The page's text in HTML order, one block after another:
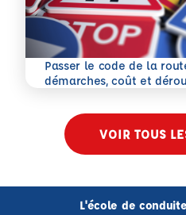
Passer le code de la
démarches, coût et
En savoir plus
VOIR TOUS
L'école de